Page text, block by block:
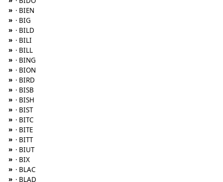
» · BIEN
» · BIG
» · BILD
» · BILI
» · BILL
» · BING
» · BION
» · BIRD
» · BISB
» · BISH
» · BIST
» · BITC
» · BITE
» · BITT
» · BIUT
» · BIX
» · BLAC
» · BLAD